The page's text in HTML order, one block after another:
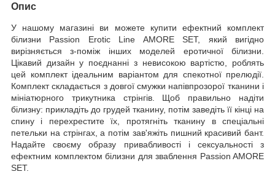
Опис
У нашому магазині ви можете купити ефектний комплект
білизни Passion Erotic Line AMORE SET, який вигідно
вирізняється з-поміж інших моделей еротичної білизни.
Цікавий дизайн у поєднанні з невисокою вартістю, роблять
цей комплект ідеальним варіантом для спекотної прелюдії.
Комплект складається з довгої смужки напівпрозорої тканини і
мініатюрного трикутника стрінгів. Щоб правильно надіти
білизну: прикладіть до грудей тканину, потім заведіть її кінці на
спину і перехрестите їх, протягніть тканину в спеціальні
петельки на стрінгах, а потім зав'яжіть пишний красивий бант.
Надайте своєму образу привабливості і сексуальності з
ефектним комплектом білизни для зваблення Passion AMORE
SET.